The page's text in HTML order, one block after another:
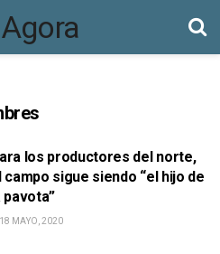
los productores del norte,
campo sigue siendo “el hijo de
pavota”
18 MAYO, 2020